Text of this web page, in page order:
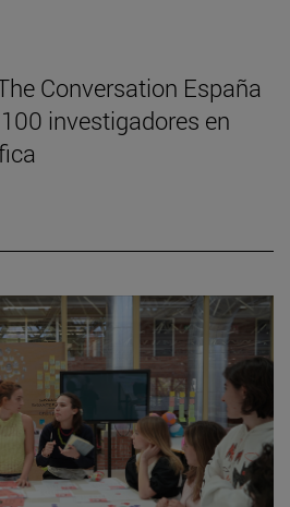
Conversation España
investigadores en